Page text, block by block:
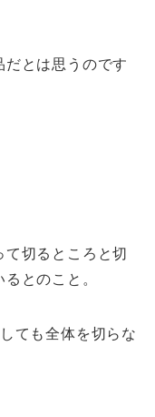
だとは思うのです
切るところと切
とのこと。
ても全体を切らな